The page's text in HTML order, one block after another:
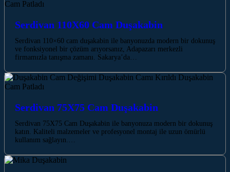
Serdivan 110X60 Cam Duşakabin
Serdivan 110×60 cam duşakabin ile banyonuzda modern bir dokunuş
ve fonksiyonel bir çözüm arıyorsanız, Adapazarı merkezli
firmamızla tanışma zamanı. Sakarya’da…
Serdivan 75X75 Cam Duşakabin
Serdivan 75X75 Cam Duşakabin ile banyonuza modern bir dokunuş
katın. Kaliteli malzemeler ve profesyonel montaj ile uzun ömürlü
kullanım sağlayın.…